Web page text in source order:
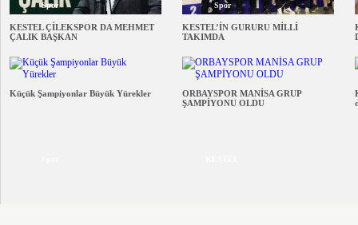
Spor
KESTEL ÇİLEKSPOR DA MEHMET
ÇALIK BAŞKAN
Spor
KESTEL’İN GURURU MİLLİ
TAKIMDA
Küçük Şampiyonlar Büyük Yürekler
ORBAYSPOR MANİSA GRUP
ŞAMPİYONU OLDU